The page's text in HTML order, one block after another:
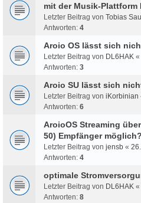
mit der Musik-
Letzter Beitrag von Tobias
Antworten: 4
Aroio OS lässt sich
Letzter Beitrag von DL6HAK «
Antworten: 3
Aroio SU lässt sich
Letzter Beitrag von iKorbinian
Antworten: 6
AroioOS Streaming
50) Empfänger möglich?
Letzter Beitrag von jensb «
Antworten: 4
optimale
Letzter Beitrag von DL6HAK «
Antworten: 8